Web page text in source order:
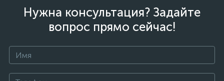
Нужна консультация? Задайте
вопрос прямо сейчас!